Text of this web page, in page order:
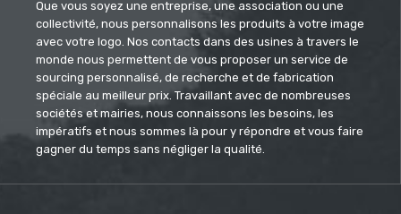
Que vous soyez une entreprise, une association ou une
collectivité, nous personnalisons les produits à votre image
avec votre logo. Nos contacts dans des usines à travers le
monde nous permettent de vous proposer un service de
sourcing personnalisé, de recherche et de fabrication
spéciale au meilleur prix. Travaillant avec de nombreuses
sociétés et mairies, nous connaissons les besoins, les
impératifs et nous sommes là pour y répondre et vous faire
gagner du temps sans négliger la qualité.